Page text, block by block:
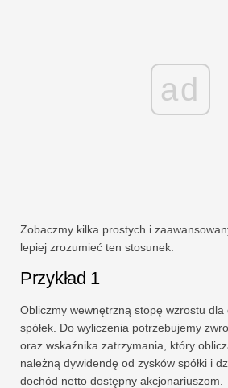
ad
Zobaczmy kilka prostych i
lepiej zrozumieć ten stosunek.
Przykład 1
Obliczmy wewnętrzną stopę wzrostu dla
spółek. Do wyliczenia potrzebujemy
oraz wskaźnika zatrzymania, który
należną dywidendę od zysków spółki i
dochód netto dostępny akcjonariuszom.